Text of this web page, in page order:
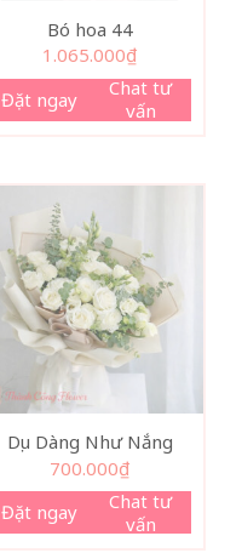
Bó hoa 44
1.065.000₫
Đặt ngay
Chat tư
vấn
Dịu Dàng Như Nắng
700.000₫
Đặt ngay
Chat tư
vấn